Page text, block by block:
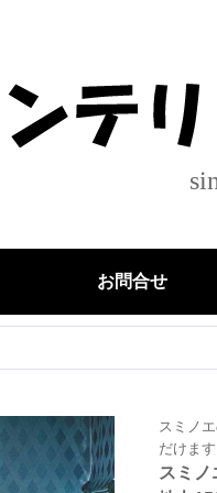
スミノ
だけます
スミ
お問合せ